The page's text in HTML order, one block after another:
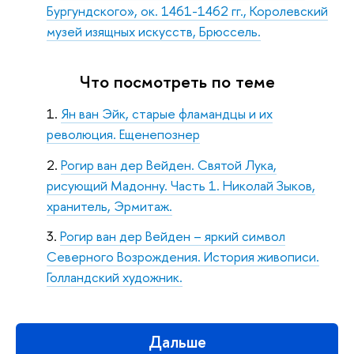
Бургундского», ок. 1461-1462 гг., Королевский
музей изящных искусств, Брюссель.
Что посмотреть по теме
Ян ван Эйк, старые фламандцы и их
революция. Ещенепознер
Рогир ван дер Вейден. Святой Лука,
рисующий Мадонну. Часть 1. Николай Зыков,
хранитель, Эрмитаж.
Рогир ван дер Вейден – яркий символ
Северного Возрождения. История живописи.
Голландский художник.
Дальше